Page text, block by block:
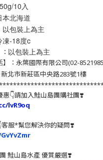
10入
北海道
以包裝上為主
凍-18度c
以包裝上為主
】：永葉國際有限公司(02-
北市新莊區中央路283號1樓
惠👇請加入鮭山島團購社團❣️
lvR9oq
客服*幫您解決你的疑問❣️
鮭山島水產 優質嚴選❣️